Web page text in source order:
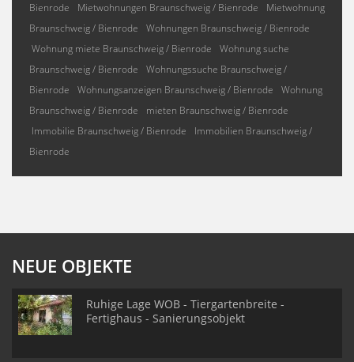
Bienrode
Mietwohnungen Braunschweig / Bienrode
Mietwohnung
Braunschweig / Bienrode
Wohnungen Braunschweig / Bienrode
Wohnung miete Braunschweig / Bienrode
Wohnung suche
Braunschweig / Bienrode
Wohnungssuche Braunschweig /
Bienrode
Wohnungsanzeigen Braunschweig / Bienrode
Wohnung
Braunschweig / Bienrode
mieten Braunschweig / Bienrode
Immobilie Braunschweig / Bienrode
Immobilien Braunschweig /
Bienrode
NEUE OBJEKTE
Ruhige Lage WOB - Tiergartenbreite -
Fertighaus - Sanierungsobjekt